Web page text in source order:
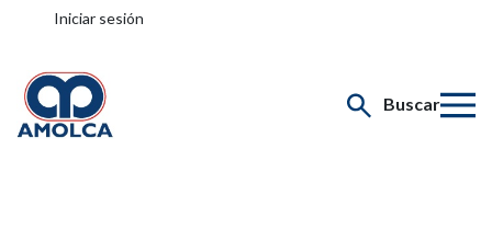
Iniciar sesión
Buscar